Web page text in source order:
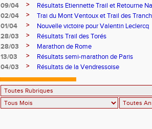
09/04
>
Résultats Etiennette Trail et Retourne
02/04
>
Trai du Mont Ventoux et Trail des
01/04
>
Nouvelle victoire pour Valentin Leclercq
28/03
>
Résultats Trail des Torés
28/03
>
Marathon de Rome
13/03
>
Résultats semi-marathon de Paris
04/03
> Résultats de la Vendressoise